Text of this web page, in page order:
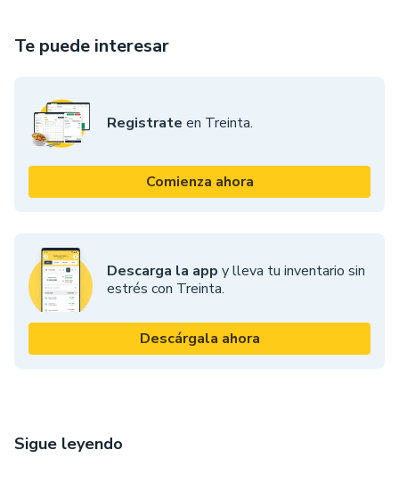
Te puede interesar
Registrate en Treinta.
Comienza ahora
Descarga la app y lleva tu inventario sin
estrés con Treinta.
Descárgala ahora
Sigue leyendo